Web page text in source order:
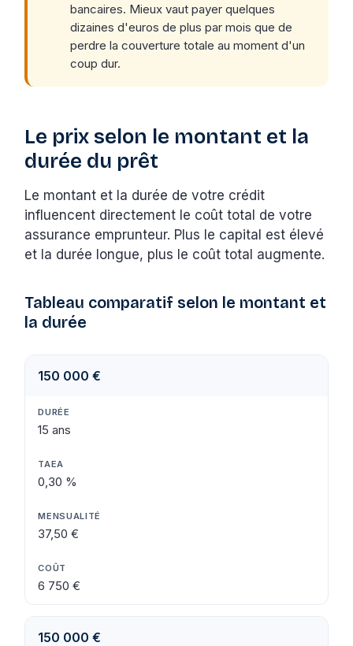
bancaires. Mieux vaut payer quelques
dizaines d'euros de plus par mois que de
perdre la couverture totale au moment d'un
coup dur.
Le prix selon le montant et la
durée du prêt
Le montant et la durée de votre crédit
influencent directement le coût total de votre
assurance emprunteur. Plus le capital est élevé
et la durée longue, plus le coût total augmente.
Tableau comparatif selon le montant et
la durée
150 000 €
15 ans
0,30 %
37,50 €
6 750 €
150 000 €